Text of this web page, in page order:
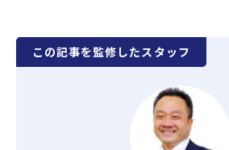
この記事を監修したスタッフ